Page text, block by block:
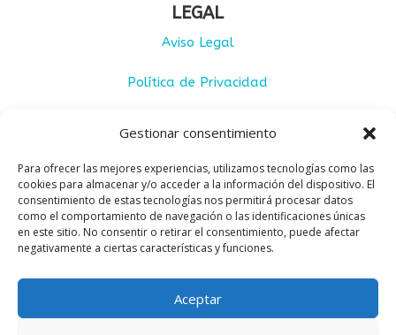
Gestionar consentimiento
Para ofrecer las mejores experiencias, utilizamos tecnologías como las
cookies para almacenar y/o acceder a la información del dispositivo. El
consentimiento de estas tecnologías nos permitirá procesar datos
como el comportamiento de navegación o las identificaciones únicas
en este sitio. No consentir o retirar el consentimiento, puede afectar
negativamente a ciertas características y funciones.
Aceptar
LEGAL
Aviso Legal
Política de Privacidad
Condiciones de uso
Condiciones de venta